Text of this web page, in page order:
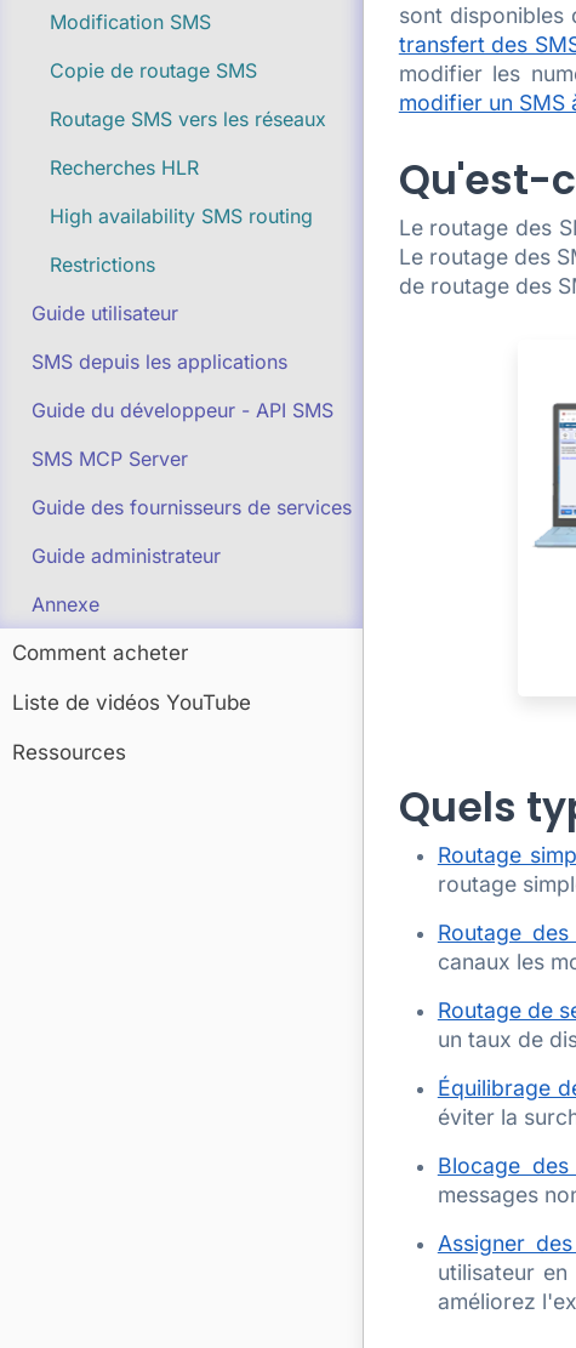
Modification SMS
Copie de routage SMS
Routage SMS vers les réseaux
Recherches HLR
High availability SMS routing
Restrictions
Guide utilisateur
SMS depuis les applications
Guide du développeur - API SMS
SMS MCP Server
Guide des fournisseurs de services
Guide administrateur
Annexe
Comment acheter
Liste de vidéos YouTube
Ressources
sont disponibles
transfert des
modifier les
modifier un SMS
Qu'est-
Le routage des
Le routage des
de routage des
Quels
Routage
routage
Routage
canaux les
Routage de
un taux de
Équilibrage
éviter la
Blocage
messages
Assigner
utilisateur
améliorez